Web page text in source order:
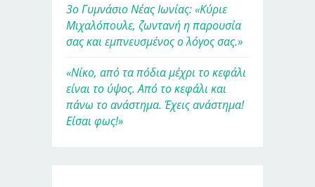
3ο Γυμνάσιο Νέας Ιωνίας: «Κύριε
Μιχαλόπουλε, ζωντανή η παρουσία
σας και εμπνευσμένος ο λόγος σας.»
«Νίκο, από τα πόδια μέχρι το κεφάλι
είναι το ύψος. Από το κεφάλι και
πάνω το ανάστημα. Έχεις ανάστημα!
Είσαι φως!»